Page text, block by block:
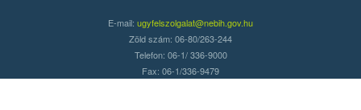
E-mail: ugyfelszolgalat@nebih.gov.hu
Zöld szám: 06-80/263-244
Telefon: 06-1/ 336-9000
Fax: 06-1/336-9479